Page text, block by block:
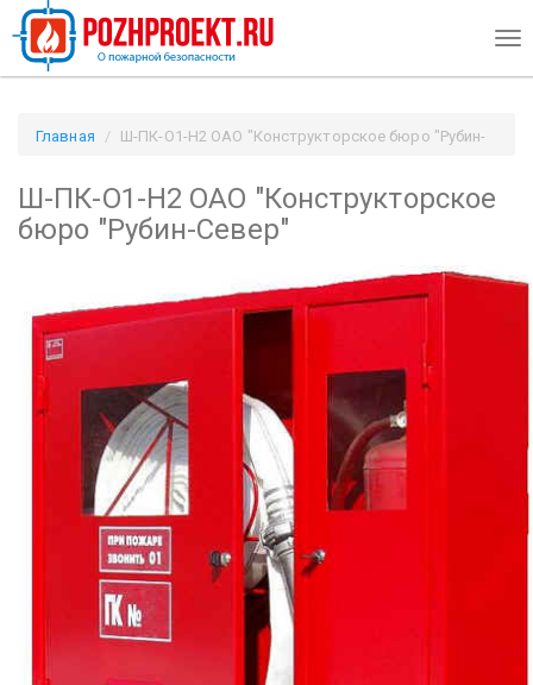
Главная
Ш-ПК-О1-Н2 ОАО "Конструкторское бюро "Рубин-
Ш-ПК-О1-Н2 ОАО "Конструкторское
бюро "Рубин-Север"